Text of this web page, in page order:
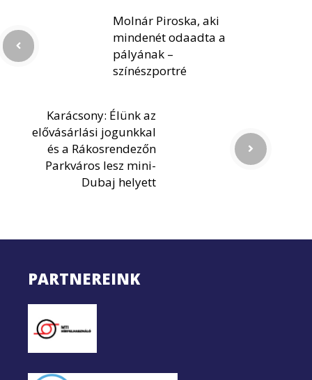
Molnár Piroska, aki
mindenét odaadta a
pályának –
színészportré
Karácsony: Élünk az
elővásárlási jogunkkal
és a Rákosrendezőn
Parkváros lesz mini-
Dubaj helyett
PARTNEREINK